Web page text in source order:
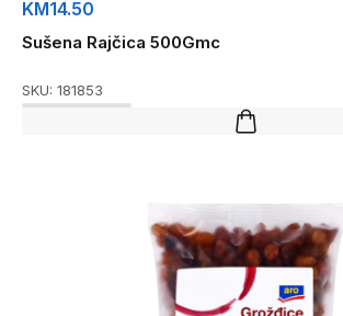
KM14.50
Sušena Rajčica 500Gmc
SKU: 181853